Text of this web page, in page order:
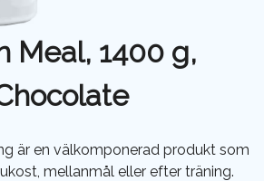
Meal, 1400 g,
är en välkomponerad produkt som
mellanmål eller efter träning.